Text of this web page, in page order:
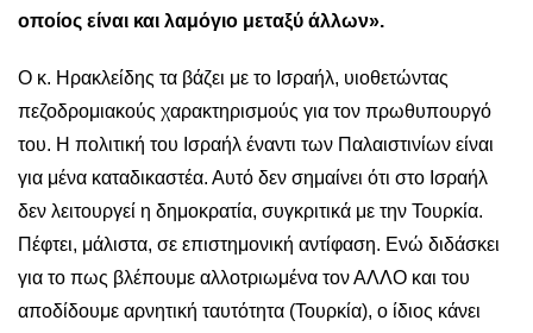
οποίος είναι και λαμόγιο μεταξύ άλλων».
Ο κ. Ηρακλείδης τα βάζει με το Ισραήλ, υιοθετώντας
πεζοδρομιακούς χαρακτηρισμούς για τον πρωθυπουργό
του. Η πολιτική του Ισραήλ έναντι των Παλαιστινίων είναι
για μένα καταδικαστέα. Αυτό δεν σημαίνει ότι στο Ισραήλ
δεν λειτουργεί η δημοκρατία, συγκριτικά με την Τουρκία.
Πέφτει, μάλιστα, σε επιστημονική αντίφαση. Ενώ διδάσκει
για το πως βλέπουμε αλλοτριωμένα τον ΑΛΛΟ και του
αποδίδουμε αρνητική ταυτότητα (Τουρκία), ο ίδιος κάνει